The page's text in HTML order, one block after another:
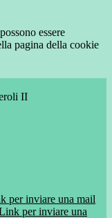
essere
pagina della cookie
II
per inviare una mail
per inviare una